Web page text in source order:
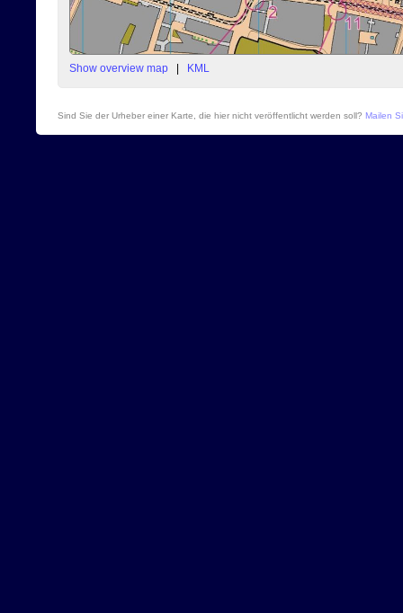
Show overview map | KML
Sind Sie der Urheber einer Karte, die hier nicht veröffentlicht werden soll? Mailen